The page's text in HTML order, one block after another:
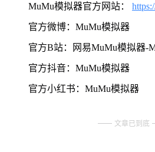
MuMu模拟器官方网站：
官方微博：MuMu模拟器
官方B站：网易MuMu模拟器-
官方抖音：MuMu模拟器
官方小红书：MuMu模拟器
文章已到底